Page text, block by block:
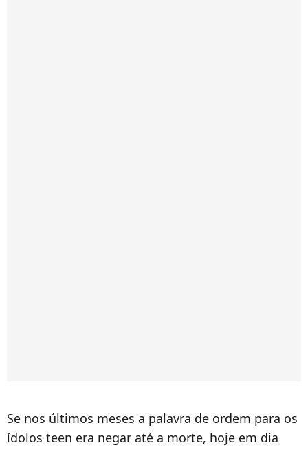
Se nos últimos meses a palavra de ordem para os
ídolos teen era negar até a morte, hoje em dia